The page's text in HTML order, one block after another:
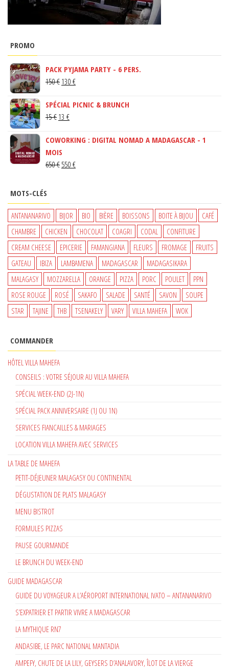
PROMO
PACK PYJAMA PARTY - 6 PERS.
150€ LE
INITIAL
ÉTAIT :
130 €LE
ACTUEL
SPÉCIAL PICNIC & BRUNCH
15€ LE
INITIAL
ÉTAIT :
15 €.
13 €LE
ACTUEL
13 €.
COWORKING : DIGITAL NOMAD A MADAGASCAR - 1
MOIS
650€ LE
ÉTAIT :
650 €.
550 €LE
EST :
550 €.
MOTS-CLÉS
ANTANANARIVO BIJOR BIO BIÈRE BOISSONS BOITE À BIJOU
CAFÉ
CHAMBRE
CHICKEN CHOCOLAT COAGRI CODAL
CONFITURE
CREAM CHEESE
EPICERIE FAMANGIANA FLEURS FROMAGE
FRUITS
GATEAU
IBIZA LAMBAMENA MADAGASCAR
MADAGASIKARA
MALAGASY
MOZZARELLA ORANGE PIZZA PORC POULET
PPN
ROSE ROUGE
ROSÉ SAKAFO SALADE SANTÉ SAVON
SOUPE
STAR
TAJINE THB TSENAKELY VARY VILLA MAHEFA WOK
COMMANDER
HÔTEL VILLA MAHEFA
CONSEILS : VOTRE SÉJOUR AU VILLA MAHEFA
SPÉCIAL WEEK-END (2J-1N)
SPÉCIAL PACK ANNIVERSAIRE (1J OU 1N)
SERVICES FIANCAILLES & MARIAGES
LOCATION VILLA MAHEFA AVEC SERVICES
LA TABLE DE MAHEFA
PETIT-DÉJEUNER MALAGASY OU CONTINENTAL
DÉGUSTATION DE PLATS MALAGASY
MENU BISTROT
FORMULES PIZZAS
PAUSE GOURMANDE
LE BRUNCH DU WEEK-END
GUIDE MADAGASCAR
GUIDE DU VOYAGEUR A L’AÉROPORT INTERNATIONAL IVATO – ANTANANARIVO
S’EXPATRIER ET PARTIR VIVRE A MADAGASCAR
LA MYTHIQUE RN7
ANDASIBE, LE PARC NATIONAL MANTADIA
AMPEFY, CHUTE DE LA LILY, GEYSERS D’ANALAVORY, ÎLOT DE LA VIERGE